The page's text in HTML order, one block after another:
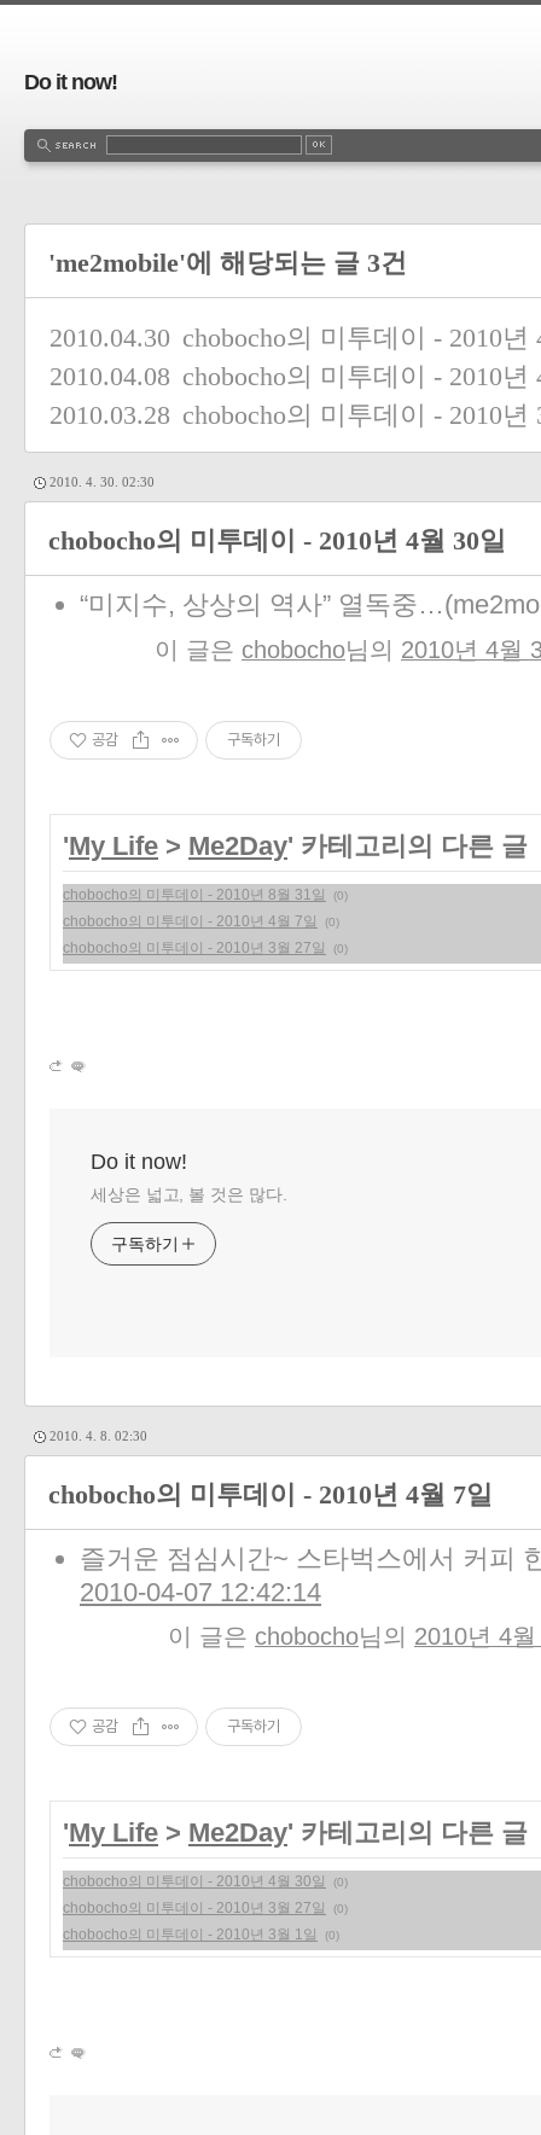
Do it now!
'me2mobile'에 해당되는 글 3건
2010.04.30 chobocho의 미투데이 - 2010년
2010.04.08 chobocho의 미투데이 - 2010년
2010.03.28 chobocho의 미투데이 - 2010년
2010. 4. 30. 02:30
chobocho의 미투데이 - 2010년 4월 30일
“미지수, 상상의 역사” 열독중…
이 글은 chobocho님의 2010년 4월
공감 구독하기
'My Life > Me2Day' 카테고리의 다른 글
chobocho의 미투데이 - 2010년 8월 31일 (0)
chobocho의 미투데이 - 2010년 4월 7일 (0)
chobocho의 미투데이 - 2010년 3월 27일 (0)
Do it now!
세상은 넓고, 볼 것은 많다.
구독하기
2010. 4. 8. 02:30
chobocho의 미투데이 - 2010년 4월 7일
즐거운 점심시간~ 스타벅스에서 커피
2010-04-07 12:42:14
이 글은 chobocho님의 2010년 4
공감 구독하기
'My Life > Me2Day' 카테고리의 다른 글
chobocho의 미투데이 - 2010년 4월 30일 (0)
chobocho의 미투데이 - 2010년 3월 27일 (0)
chobocho의 미투데이 - 2010년 3월 1일 (0)